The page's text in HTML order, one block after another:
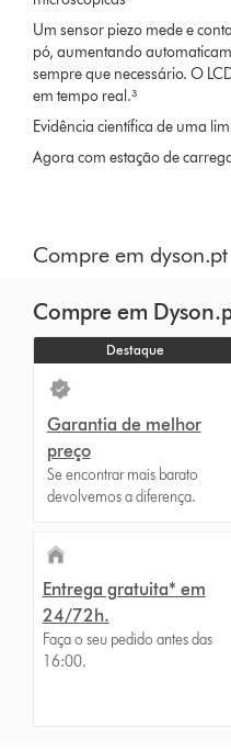
Um sensor piezo mede e
pó, aumentando
sempre que necessário. O
em tempo real.³
Evidência científica de uma
Agora com estação de
Compre em dyson.pt
Compre em
Destaque
Garantia de melhor
preço
Se encontrar mais barato
devolvemos a diferença.
Entrega gratuita* em
24/72h.
Faça o seu pedido antes das
16:00.